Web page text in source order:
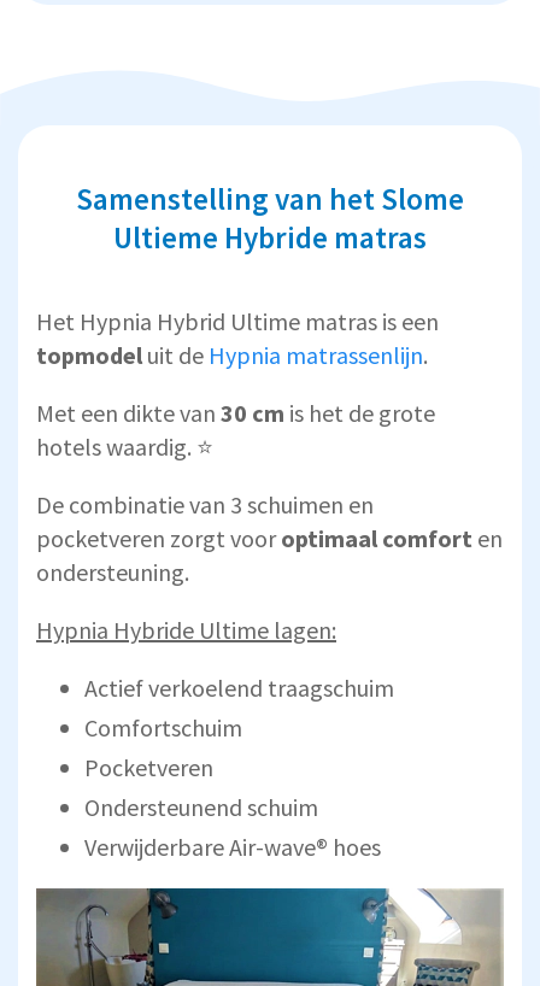
Samenstelling van het Slome
Ultieme Hybride matras
Het Hypnia Hybrid Ultime matras is een
topmodel uit de Hypnia matrassenlijn.
Met een dikte van 30 cm is het de grote
hotels waardig. ⭐
De combinatie van 3 schuimen en
pocketveren zorgt vooroptimaal comfort en
ondersteuning.
Hypnia Hybride Ultime lagen:
Actief verkoelend traagschuim
Comfortschuim
Pocketveren
Ondersteunend schuim
Verwijderbare Air-wave® hoes